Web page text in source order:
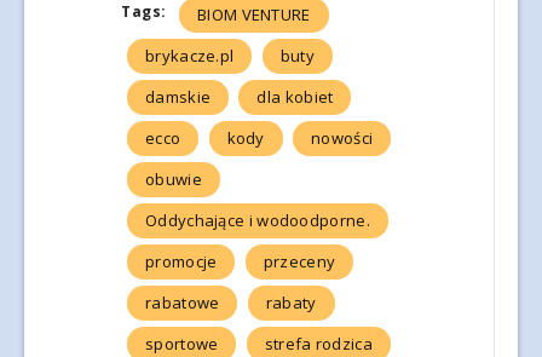
Tags:
BIOM VENTURE
brykacze.pl
buty
damskie
dla kobiet
ecco
kody
nowości
obuwie
Oddychające i wodoodporne.
promocje
przeceny
rabatowe
rabaty
sportowe
strefa rodzica